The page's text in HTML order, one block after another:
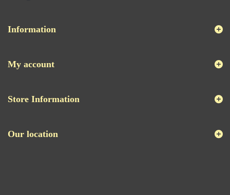
Information
My account
Store Information
Our location